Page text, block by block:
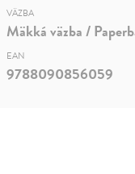
VÄZBA
Mäkká väzba /
EAN
9788090856059